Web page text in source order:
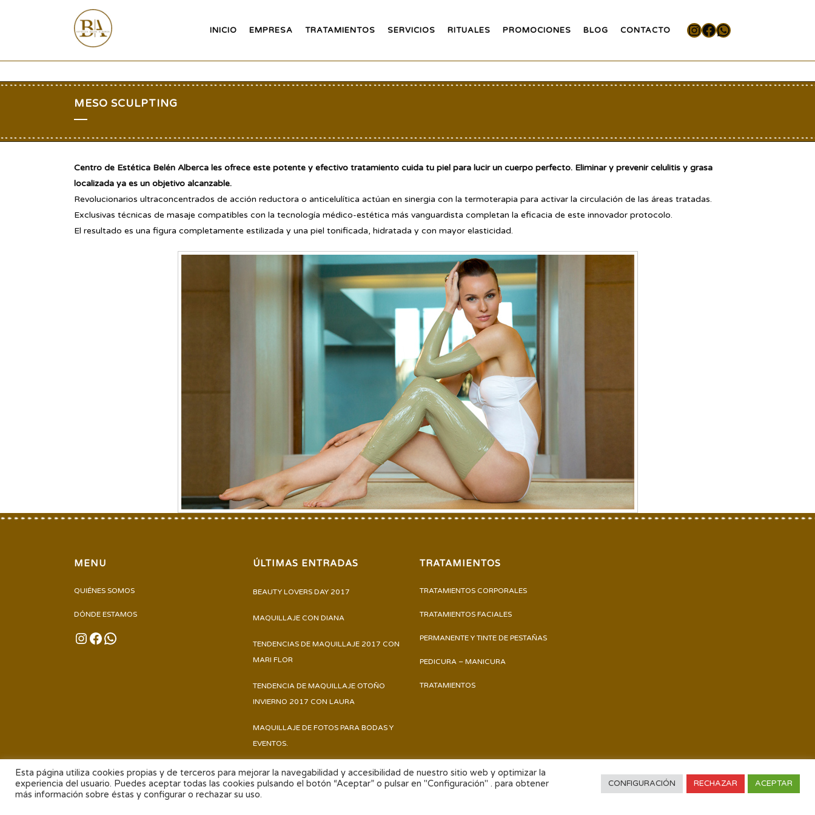
Instagram
Facebook
WhatsApp
INICIO EMPRESA TRATAMIENTOS SERVICIOS RITUALES PROMOCIONES BLOG CONTACTO
MESO SCULPTING
Centro de Estética Belén Alberca les ofrece este potente y efectivo tratamiento cuida tu piel para lucir un cuerpo perfecto. Eliminar y prevenir celulitis y grasa
localizada ya es un objetivo alcanzable.
Revolucionarios ultraconcentrados de acción reductora o anticelulítica actúan en sinergia con la termoterapia para activar la circulación de las áreas tratadas.
Exclusivas técnicas de masaje compatibles con la tecnología médico-estética más vanguardista completan la eficacia de este innovador protocolo.
El resultado es una figura completamente estilizada y una piel tonificada, hidratada y con mayor elasticidad.
MENU
QUIÉNES SOMOS
DÓNDE ESTAMOS
INSTAGRAM
FACEBOOK
WHATSAPP
ÚLTIMAS ENTRADAS
BEAUTY LOVERS DAY 2017
MAQUILLAJE CON DIANA
TENDENCIAS DE MAQUILLAJE 2017 CON
MARI FLOR
TENDENCIA DE MAQUILLAJE OTOÑO
INVIERNO 2017 CON LAURA
MAQUILLAJE DE FOTOS PARA BODAS Y
EVENTOS.
TRATAMIENTOS
TRATAMIENTOS CORPORALES
TRATAMIENTOS FACIALES
PERMANENTE Y TINTE DE PESTAÑAS
PEDICURA – MANICURA
TRATAMIENTOS
Esta página utiliza cookies propias y de terceros para mejorar la navegabilidad y accesibilidad de nuestro sitio web y optimizar la
experiencia del usuario. Puedes aceptar todas las cookies pulsando el botón “Aceptar” o pulsar en "Configuración" . para obtener
más información sobre éstas y configurar o rechazar su uso.
CONFIGURACIÓN RECHAZAR ACEPTAR